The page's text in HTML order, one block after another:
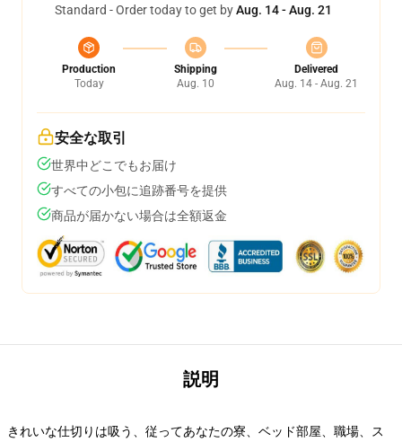
Standard - Order today to get byAug. 14 - Aug. 21
Production
Today
Shipping
Aug. 10
Delivered
Aug. 14 - Aug. 21
安全な取引
世界中どこでもお届け
すべての小包に追跡番号を提供
商品が届かない場合は全額返金
説明
きれいな仕切りは吸う、従ってあなたの寮、ベッド部屋、職場、ス